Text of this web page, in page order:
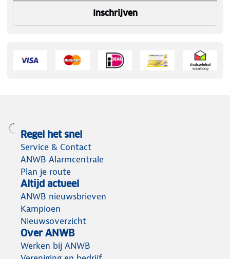
Inschrijven
Regel het snel
Service & Contact
ANWB Alarmcentrale
Plan je route
Altijd actueel
ANWB nieuwsbrieven
Kampioen
Nieuwsoverzicht
Over ANWB
Werken bij ANWB